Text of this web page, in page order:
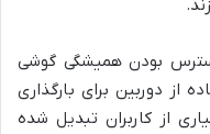
بودن همیشگی گوشی
از دوربین برای بارگذاری
از کاربران تبدیل شده